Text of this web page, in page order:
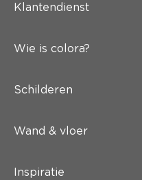
Klantendienst
Wie is colora?
Schilderen
Wand & vloer
Inspiratie